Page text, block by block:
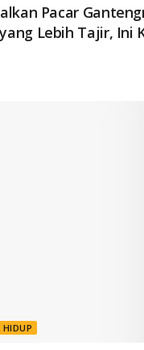
Pacar
Lebih Tajir, Ini
HIDUP